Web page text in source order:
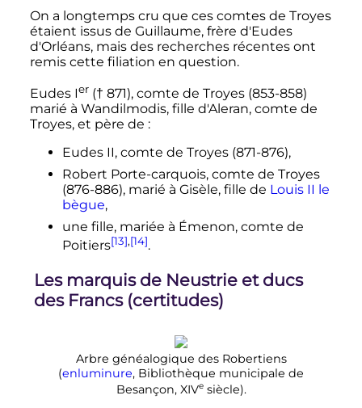
On a longtemps cru que ces comtes de Troyes
étaient issus de Guillaume, frère d'Eudes
d'Orléans, mais des recherches récentes ont
remis cette filiation en question.
Eudes Ier(† 871), comte de Troyes (853-858)
marié à Wandilmodis, fille d'Aleran, comte de
Troyes, et père de :
Eudes II, comte de Troyes (871-876),
Robert Porte-carquois, comte de Troyes
(876-886), marié à Gisèle, fille de Louis II le
bègue,
une fille, mariée à Émenon, comte de
Poitiers[13],[14].
Les marquis de Neustrie et ducs
des Francs (certitudes)
Arbre généalogique des Robertiens
(enluminure, Bibliothèque municipale de
Besançon, XIVe siècle).